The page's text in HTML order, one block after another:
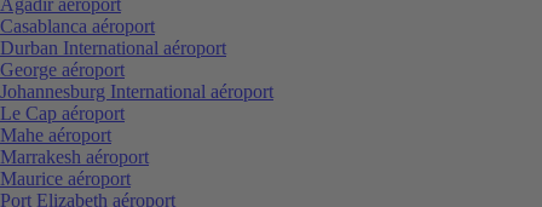
Casablanca aéroport
Durban International aéroport
George aéroport
Johannesburg International aéroport
Le Cap aéroport
Mahe aéroport
Marrakesh aéroport
Maurice aéroport
Port Elizabeth aéroport